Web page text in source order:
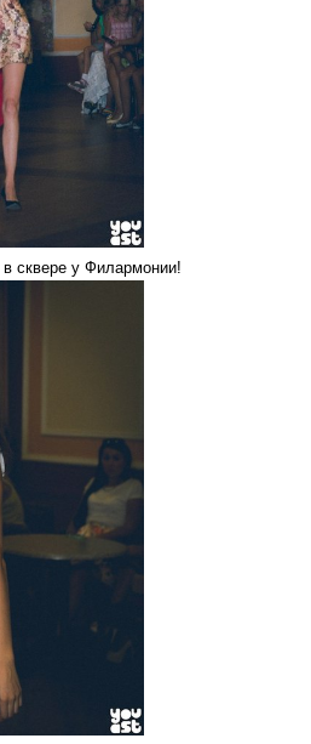
сквере у Филармонии!